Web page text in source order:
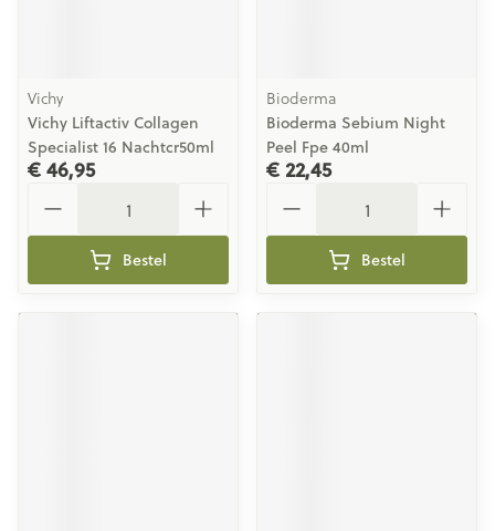
Vichy
Vichy Liftactiv Collagen
Specialist 16 Nachtcr50ml
€ 46,95
Bestel
Bioderma
Bioderma Sebium Night
Peel Fpe 40ml
€ 22,45
Bestel